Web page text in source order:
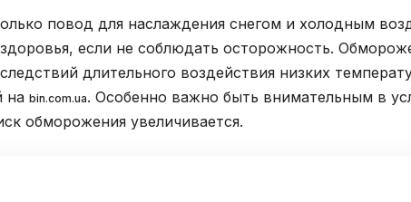
повод для наслаждения снегом и холодным
здоровья, если не соблюдать осторожность.
длительного воздействия низких
на bin.com.ua. Особенно важно быть внимательным в
обморожения увеличивается.